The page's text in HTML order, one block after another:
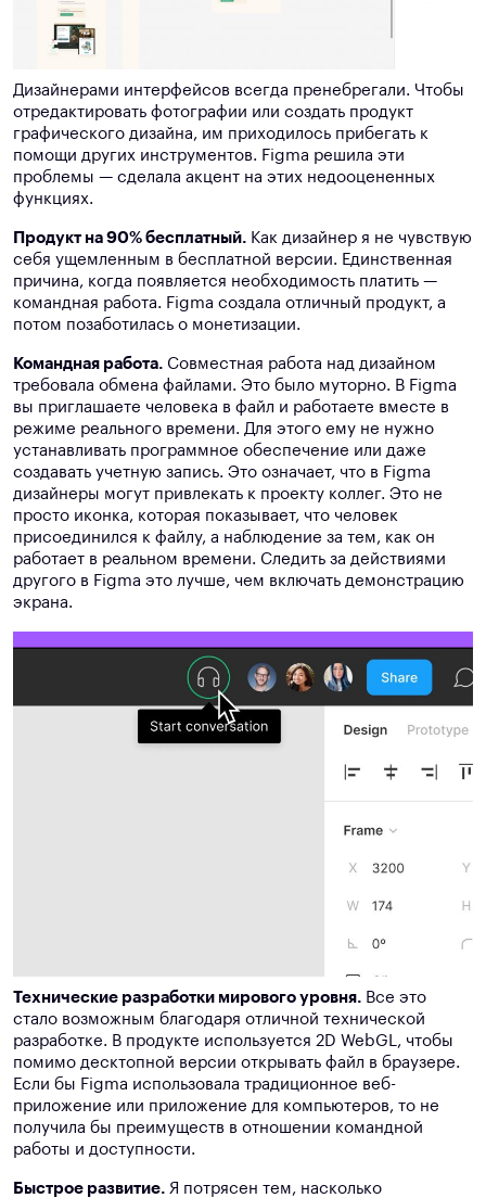
Дизайнерами интерфейсов всегда пренебрегали. Чтобы
отредактировать фотографии или создать продукт
графического дизайна, им приходилось прибегать к
помощи других инструментов. Figma решила эти
проблемы — сделала акцент на этих недооцененных
функциях.
Продукт на 90% бесплатный. Как дизайнер я не чувствую
себя ущемленным в бесплатной версии. Единственная
причина, когда появляется необходимость платить —
командная работа. Figma создала отличный продукт, а
потом позаботилась о монетизации.
Командная работа. Совместная работа над дизайном
требовала обмена файлами. Это было муторно. В Figma
вы приглашаете человека в файл и работаете вместе в
режиме реального времени. Для этого ему не нужно
устанавливать программное обеспечение или даже
создавать учетную запись. Это означает, что в Figma
дизайнеры могут привлекать к проекту коллег. Это не
просто иконка, которая показывает, что человек
присоединился к файлу, а наблюдение за тем, как он
работает в реальном времени. Следить за действиями
другого в Figma это лучше, чем включать демонстрацию
экрана.
Технические разработки мирового уровня. Все это
стало возможным благодаря отличной технической
разработке. В продукте используется 2D WebGL, чтобы
помимо десктопной версии открывать файл в браузере.
Если бы Figma использовала традиционное веб-
приложение или приложение для компьютеров, то не
получила бы преимуществ в отношении командной
работы и доступности.
Быстрое развитие. Я потрясен тем, насколько